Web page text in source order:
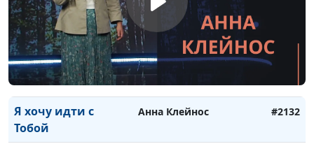
Спасибо, Бог, что я
Тебе нужна
Анна Клейнос
Я хочу, чтобы ты
понимала
Анна Клейнос #2133
Я хочу идти с
Тобой
Анна Клейнос #2132